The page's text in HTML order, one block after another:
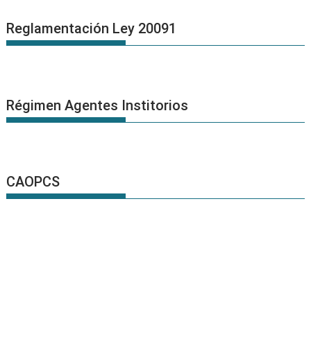
Reglamentación Ley 20091
Régimen Agentes Institorios
CAOPCS